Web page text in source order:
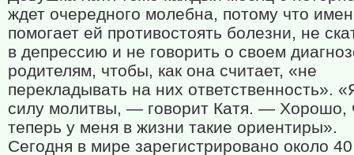
ждет очередного молебна, потому что
помогает ей противостоять болезни, не
в депрессию и не говорить о своем
родителям, чтобы, как она считает, «не
перекладывать на них ответственность».
силу молитвы, — говорит Катя. — Хорошо,
теперь у меня в жизни такие ориентиры».
Сегодня в мире зарегистрировано около 40